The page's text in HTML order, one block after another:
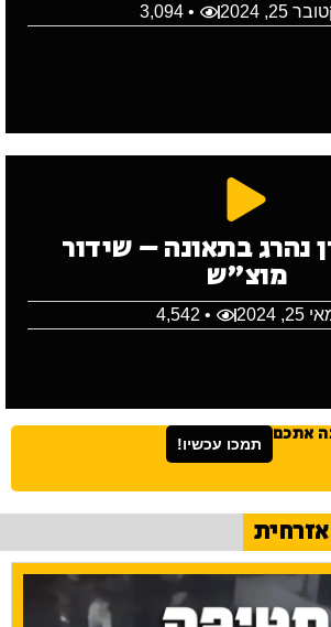
25, 2024
• 3,094
נהרג בתאונה – שידור
מוצ"ש
25, 2024
• 4,542
אתכם תמכו עכשיו!